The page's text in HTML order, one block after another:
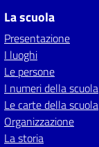
La scuola
Presentazione
I luoghi
Le persone
I numeri della scuola
Le carte della scuola
Organizzazione
La storia